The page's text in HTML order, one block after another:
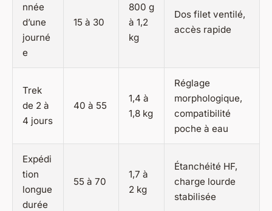
nnée
d’une
journé
e
15 à 30
800 g
à 1,2
kg
Dos filet ventilé,
accès rapide
Trek
de 2 à
4 jours
40 à 55
1,4 à
1,8 kg
Réglage
morphologique,
compatibilité
poche à eau
Expédi
tion
longue
durée
55 à 70
1,7 à
2 kg
Étanchéité HF,
charge lourde
stabilisée